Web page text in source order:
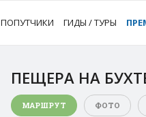
ПОПУТЧИКИ ГИДЫ / ТУРЫ
ПЕЩЕРА НА
МАРШРУТ ФОТО